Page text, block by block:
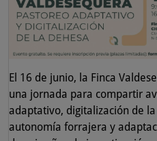
El 16 de junio, la Finca
una jornada para compartir
adaptativo, digitalización de
autonomía forrajera y